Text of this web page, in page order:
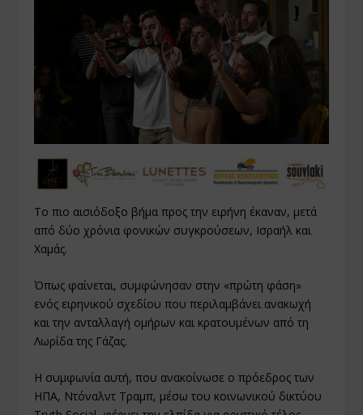
Το πιο αισιόδοξο βήμα προς την ειρήνη έκαναν, μετά
από δύο χρόνια φονικών συγκρούσεων, Ισραήλ και
Χαμάς.
Όπως φαίνεται, συμφώνησαν στην «πρώτη φάση»
ενός ειρηνικού σχεδίου που περιλαμβάνει ανακωχή
και την ανταλλαγή ομήρων και κρατουμένων από τη
Λωρίδα της Γάζας.
Η συμφωνία αυτή, που ανακοίνωσε ο πρόεδρος των
ΗΠΑ, Ντόναλντ Τραμπ, μέσω του κοινωνικού δικτύου